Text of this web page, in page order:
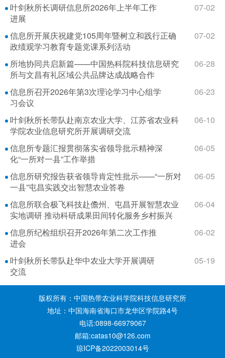
叶剑秋所长调研信息所2026年上半年工作
进展
07-02
信息所开展庆祝建党105周年暨树立和践行正确
政绩观学习教育专题党课系列活动
07-02
所地协同共启新篇——中国热科院科技信息研究
所与文昌有礼区域公共品牌达成战略合作
06-28
信息所召开2026年第3次理论学习中心组学
习会议
06-23
叶剑秋所长带队赴南京农业大学、江苏省农业科
学院农业信息研究所开展调研交流
06-10
信息所专题汇报贯彻落实省领导批示精神深
化“一所对一县”工作举措
06-05
信息所研究报告获省领导肯定性批示——“一所对
一县”屯昌实践交出智慧农业答卷
06-05
信息所联合极飞科技赴儋州、屯昌开展智慧农业
实地调研 推动科研成果田间转化服务乡村振兴
06-04
信息所纪检组织召开2026年第二次工作推
进会
06-02
叶剑秋所长带队赴华中农业大学开展调研
交流
05-19
版权所有：中国热带农业科学院科技信息研究所
地址：中国海南省海口市龙华区学院路4号
电话:0898-66979067
邮箱:catas10@126.com
琼ICP备2022003014号